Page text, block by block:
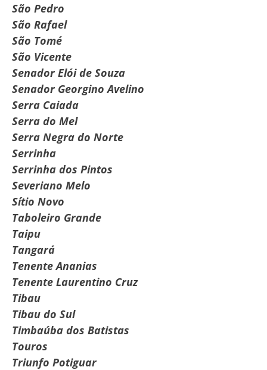
São Pedro
São Rafael
São Tomé
São Vicente
Senador Elói de Souza
Senador Georgino Avelino
Serra Caiada
Serra do Mel
Serra Negra do Norte
Serrinha
Serrinha dos Pintos
Severiano Melo
Sítio Novo
Taboleiro Grande
Taipu
Tangará
Tenente Ananias
Tenente Laurentino Cruz
Tibau
Tibau do Sul
Timbaúba dos Batistas
Touros
Triunfo Potiguar